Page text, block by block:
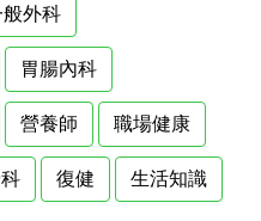
外科
胃腸內科
營養師 職場健康
復健 生活知識